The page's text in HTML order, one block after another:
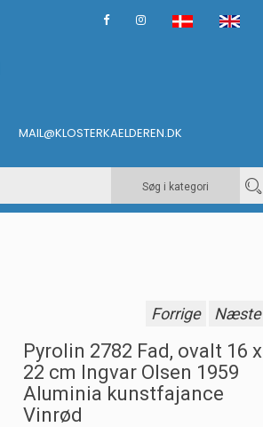
MAIL@KLOSTERKAELDEREN.DK
Søg i kategori
Forrige Næste
Pyrolin 2782 Fad, ovalt 16 x
22 cm Ingvar Olsen 1959
Aluminia kunstfajance
Vinrød